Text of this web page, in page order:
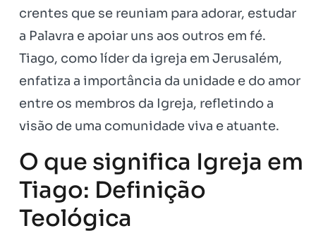
crentes que se reuniam para adorar, estudar
a Palavra e apoiar uns aos outros em fé.
Tiago, como líder da igreja em Jerusalém,
enfatiza a importância da unidade e do amor
entre os membros da Igreja, refletindo a
visão de uma comunidade viva e atuante.
O que significa Igreja em
Tiago: Definição
Teológica